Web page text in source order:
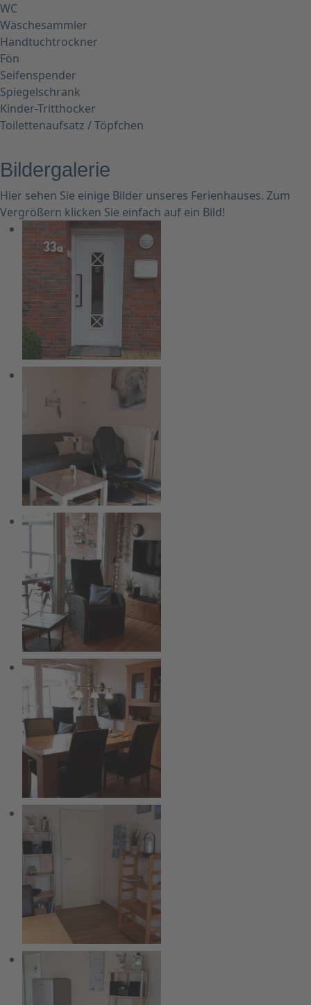
WC
Wäschesammler
Handtuchtrockner
Fön
Seifenspender
Spiegelschrank
Kinder-Tritthocker
Toilettenaufsatz / Töpfchen
Bildergalerie
Hier sehen Sie einige Bilder unseres Ferienhauses. Zum
Vergrößern klicken Sie einfach auf ein Bild!